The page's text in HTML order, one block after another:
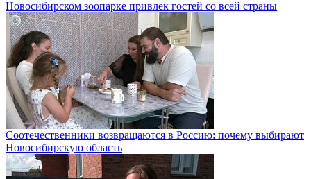
Новосибирском зоопарке привлёк гостей со всей страны
Соотечественники возвращаются в Россию: почему выбирают
Новосибирскую область